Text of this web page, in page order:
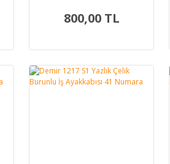
800,00 TL